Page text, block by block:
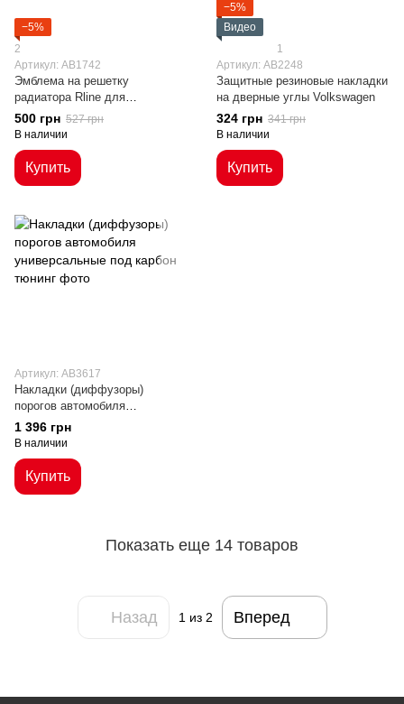
−5%
2
Артикул: AB1742
Эмблема на решетку
радиатора Rline для
Volkswagen
500 грн 527 грн
В наличии
Купить
−5%
Видео
1
Артикул: AB2248
Защитные резиновые накладки
на дверные углы Volkswagen
324 грн 341 грн
В наличии
Купить
Артикул: AB3617
Накладки (диффузоры)
порогов автомобиля
универсальные под карбон
1 396 грн
В наличии
Купить
Показать еще 14 товаров
Назад 1 из 2 Вперед